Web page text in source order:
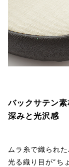
バックサテン素
深みと光沢感
ムラ糸で織られ
光る織り目が“ち